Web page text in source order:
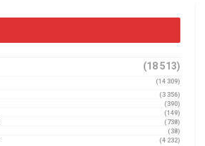
(18 513)
(14 309)
(3 356)
(390)
(149)
(738)
(38)
(4 232)